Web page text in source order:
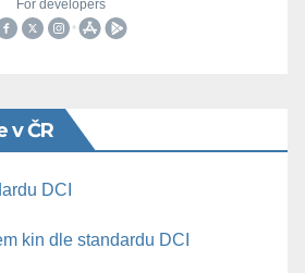
v ČR
DCI
kin dle standardu DCI